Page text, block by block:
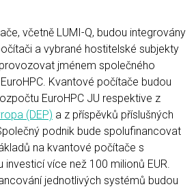
včetně LUMI-Q, budou integrovány
a vybrané hostitelské subjekty
jménem společného
Kvantové počítače budou
EuroHPC JU respektive z
(DEP) a z příspěvků příslušných
podnik bude spolufinancovat
na kvantové počítače s
více než 100 milionů EUR.
jednotlivých systémů budou